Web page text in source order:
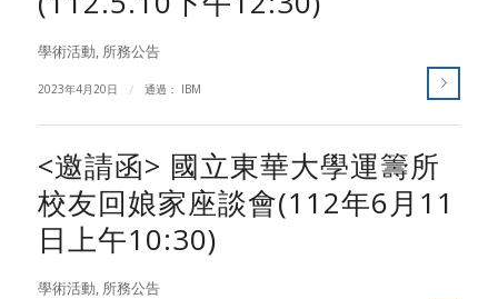
學術活動, 所務公告
2023年4月20日 / 通過： IBM
<邀請函> 國立東華大學運籌所
校友回娘家座談會(112年6月11
日上午10:30)
學術活動, 所務公告